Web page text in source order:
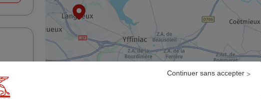
Continuer sans accepter